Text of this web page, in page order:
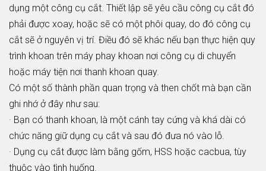
dụng một công cụ cắt. Thiết lập sẽ yêu cầu công cụ cắt đó
phải được xoay, hoặc sẽ có một phôi quay, do đó công cụ
cắt sẽ ở nguyên vị trí. Điều đó sẽ khác nếu bạn thực hiện quy
trình khoan trên máy phay khoan nơi công cụ di chuyển
hoặc máy tiện nơi thanh khoan quay.
Có một số thành phần quan trọng và then chốt mà bạn cần
ghi nhớ ở đây như sau:
· Bạn có thanh khoan, là một cánh tay cứng và khá dài có
chức năng giữ dụng cụ cắt và sau đó đưa nó vào lỗ.
· Dụng cụ cắt được làm bằng gốm, HSS hoặc cacbua, tùy
thuộc vào tình huống.